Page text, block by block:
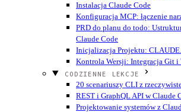
Instalacja Claude Code
Konfiguracja MCP: łączenie
PRD do planu do todo:
Claude Code
Inicjalizacja Projektu:
Kontrola Wersji: Integracja Git i
CODZIENNE LEKCJE
20 scenariuszy CLI z
REST i GraphQL API w Claude
Projektowanie systemów z